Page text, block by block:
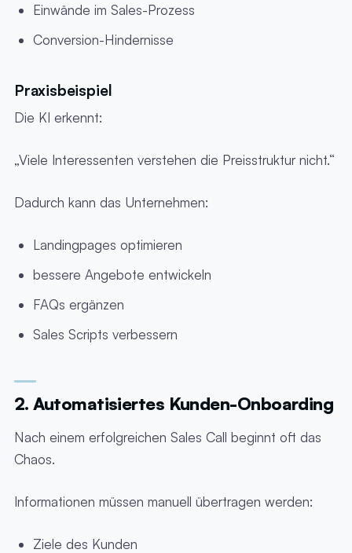
Einwände im Sales-Prozess
Conversion-Hindernisse
Praxisbeispiel
Die KI erkennt:
„Viele Interessenten verstehen die Preisstruktur nicht.“
Dadurch kann das Unternehmen:
Landingpages optimieren
bessere Angebote entwickeln
FAQs ergänzen
Sales Scripts verbessern
2. Automatisiertes Kunden-Onboarding
Nach einem erfolgreichen Sales Call beginnt oft das
Chaos.
Informationen müssen manuell übertragen werden:
Ziele des Kunden